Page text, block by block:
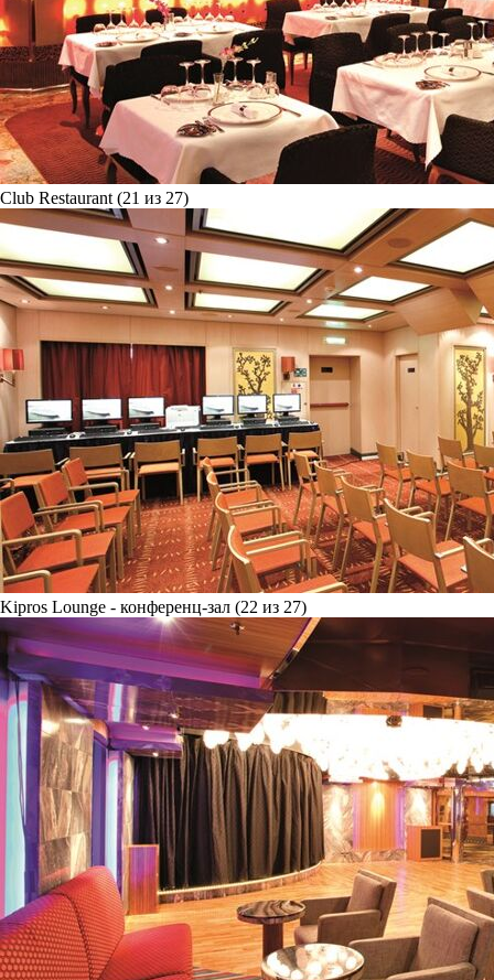
Club Restaurant (21 из 27)
Kipros Lounge - конференц-зал (22 из 27)